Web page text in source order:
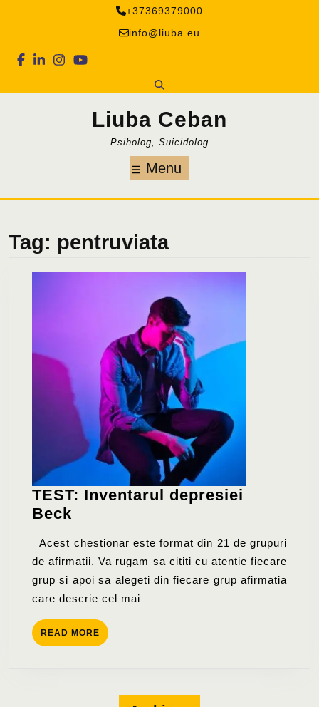
+37369379000
info@liuba.eu
Facebook
Linkedin
Instagram
Youtube
Liuba Ceban
Psiholog, Suicidolog
Menu
Tag: pentruviata
TEST: Inventarul depresiei
Beck
depresiei
Beck
Acest chestionar este format din 21 de grupuri
de afirmatii. Va rugam sa cititi cu atentie fiecare
grup si apoi sa alegeti din fiecare grup afirmatia
care descrie cel mai
READ MORE READ
MORE